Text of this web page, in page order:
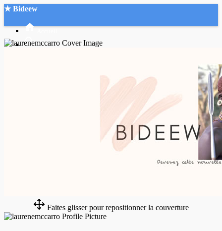
★ Bideew
Faites glisser pour repositionner la couverture